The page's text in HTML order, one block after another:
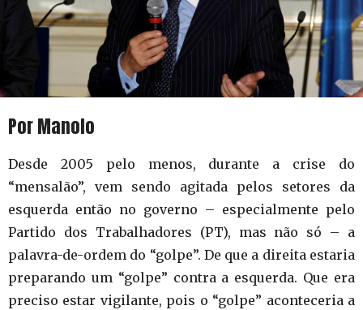
Por Manolo
Desde 2005 pelo menos, durante a crise do
“mensalão”, vem sendo agitada pelos setores da
esquerda então no governo – especialmente pelo
Partido dos Trabalhadores (PT), mas não só – a
palavra-de-ordem do “golpe”. De que a direita estaria
preparando um “golpe” contra a esquerda. Que era
preciso estar vigilante, pois o “golpe” aconteceria a